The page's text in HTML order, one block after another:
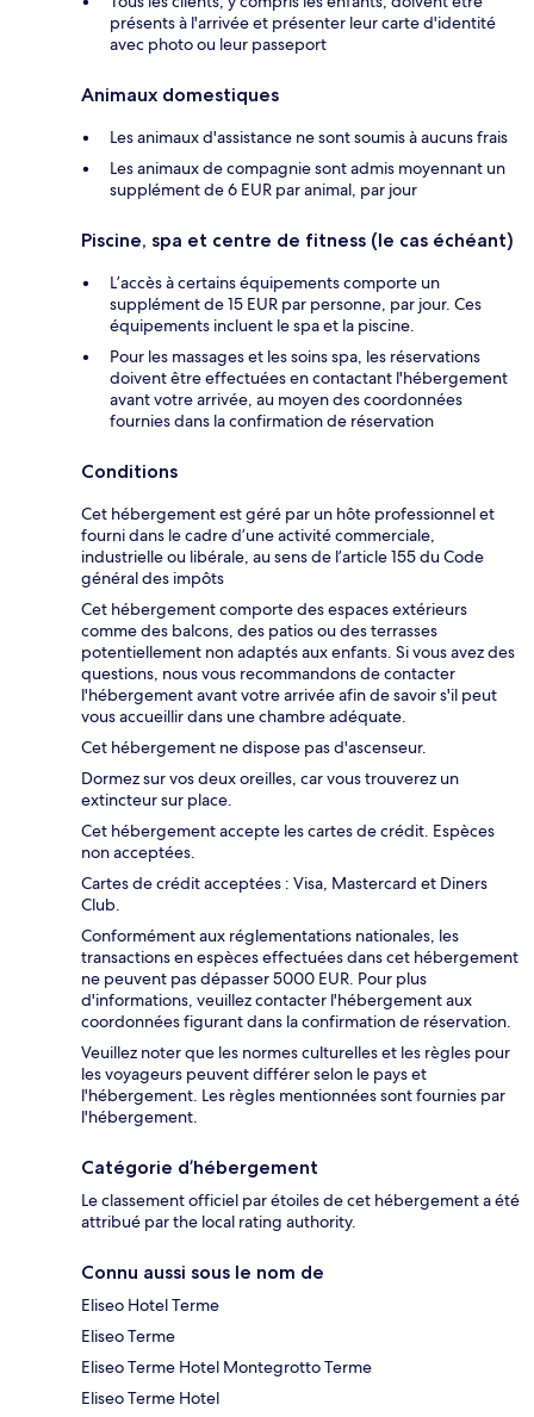
présents à l'arrivée et présenter leur carte d'identité
avec photo ou leur passeport
Animaux domestiques
Les animaux d'assistance ne sont soumis à aucuns frais
Les animaux de compagnie sont admis moyennant un
supplément de 6 EUR par animal, par jour
Piscine, spa et centre de fitness (le cas échéant)
L’accès à certains équipements comporte un
supplément de 15 EUR par personne, par jour. Ces
équipements incluent le spa et la piscine.
Pour les massages et les soins spa, les réservations
doivent être effectuées en contactant l'hébergement
avant votre arrivée, au moyen des coordonnées
fournies dans la confirmation de réservation
Conditions
Cet hébergement est géré par un hôte professionnel et
fourni dans le cadre d’une activité commerciale,
industrielle ou libérale, au sens de l’article 155 du Code
général des impôts
Cet hébergement comporte des espaces extérieurs
comme des balcons, des patios ou des terrasses
potentiellement non adaptés aux enfants. Si vous avez des
questions, nous vous recommandons de contacter
l'hébergement avant votre arrivée afin de savoir s'il peut
vous accueillir dans une chambre adéquate.
Cet hébergement ne dispose pas d'ascenseur.
Dormez sur vos deux oreilles, car vous trouverez un
extincteur sur place.
Cet hébergement accepte les cartes de crédit. Espèces
non acceptées.
Cartes de crédit acceptées : Visa, Mastercard et Diners
Club.
Conformément aux réglementations nationales, les
transactions en espèces effectuées dans cet hébergement
ne peuvent pas dépasser 5000 EUR. Pour plus
d'informations, veuillez contacter l'hébergement aux
coordonnées figurant dans la confirmation de réservation.
Veuillez noter que les normes culturelles et les règles pour
les voyageurs peuvent différer selon le pays et
l'hébergement. Les règles mentionnées sont fournies par
l'hébergement.
Catégorie d’hébergement
Le classement officiel par étoiles de cet hébergement a été
attribué par the local rating authority.
Connu aussi sous le nom de
Eliseo Hotel Terme
Eliseo Terme
Eliseo Terme Hotel Montegrotto Terme
Eliseo Terme Hotel